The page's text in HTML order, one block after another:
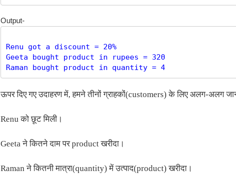
Output-
Renu got a discount = 20%
Geeta bought product in rupees = 320
ऊपर दिए गए उदाहरण में, हमने तीनों ग्राहकों(customers) के लिए अलग-अलग
Renu को छूट मिली।
Geeta ने कितने दाम पर product खरीदा।
Raman ने कितनी मात्रा(quantity) में उत्पाद(product) खरीदा।